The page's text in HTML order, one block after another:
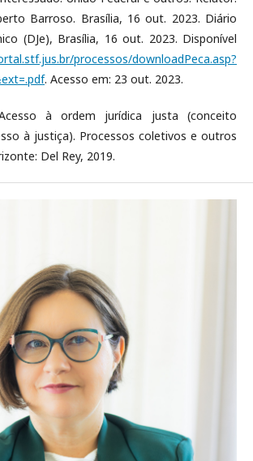
Barroso. Brasília, 16 out. 2023. Diário
(DJe), Brasília, 16 out. 2023. Disponível
processos/downloadPeca.asp?
. Acesso em: 23 out. 2023.
à ordem jurídica justa (conceito
à justiça). Processos coletivos e outros
Del Rey, 2019.